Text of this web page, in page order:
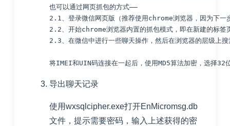
也可以通过网页抓包的方式——
2.1、登录微信网页版（推荐使用chrome浏览器，因为下一
2.2、开始chrome浏览器内置的抓包模式，即在新建
2.3、在微信中进行一些聊天操作，然后在浏览器的层级
导出聊天记录
使用wxsqlcipher.exe打开EnMicromsg.db
文件，提示需要密码，输入上述获得的密